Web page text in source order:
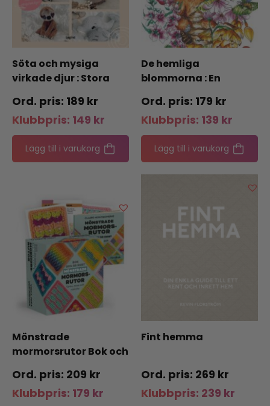
Söta och mysiga
virkade djur : Stora
amigurumidjur!
189 kr
Klubbpris: 149 kr
Lägg till i varukorg
De hemliga
blommorna : En
från Christinas
blomstervärld
179 kr
Klubbpris: 139 kr
Lägg till i varukorg
Mönstrade
mormorsrutor Bok och
och matcha209 kr
Klubbpris: 179 kr
Fint hemma
269 kr
Klubbpris: 239 kr